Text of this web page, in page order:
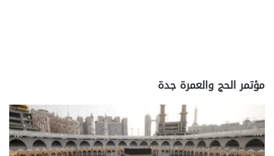
مؤتمر الحج والعمرة جدة